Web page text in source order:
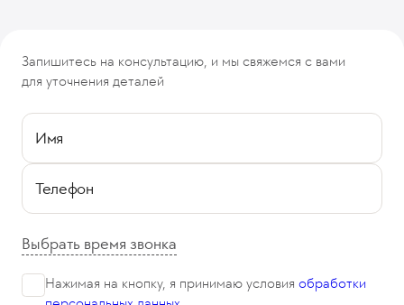
Запишитесь на консультацию, и мы свяжемся с вами
для уточнения деталей
Имя
Телефон
Выбрать время звонка
Нажимая на кнопку, я принимаю условия обработки